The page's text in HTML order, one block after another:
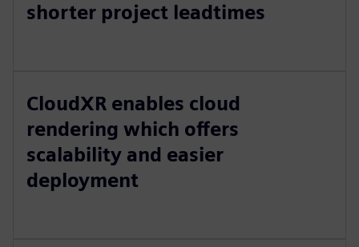
shorter project leadtimes
CloudXR enables cloud
rendering which offers
scalability and easier
deployment